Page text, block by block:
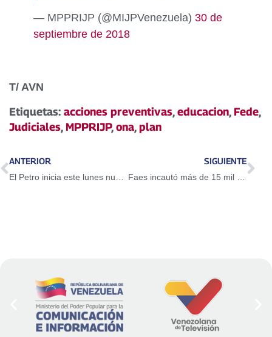
— MPPRIJP (@MIJPVenezuela) 30 de
septiembre de 2018
T/ AVN
Etiquetas: acciones preventivas,educacion, Fede,
Judiciales, MPPRIJP,ona,plan
ANTERIOR SIGUIENTE